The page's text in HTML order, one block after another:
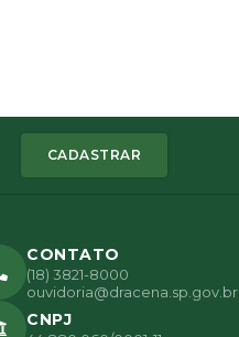
CADASTRAR
CONTATO
(18) 3821-8000
ouvidoria@dracena.sp.gov.br
CNPJ